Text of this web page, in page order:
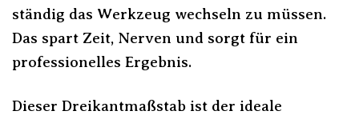
ständig das Werkzeug wechseln zu müssen.
Das spart Zeit, Nerven und sorgt für ein
professionelles Ergebnis.
Dieser Dreikantmaßstab ist der ideale